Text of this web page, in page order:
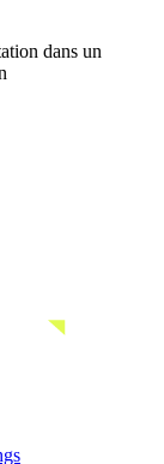
dans un